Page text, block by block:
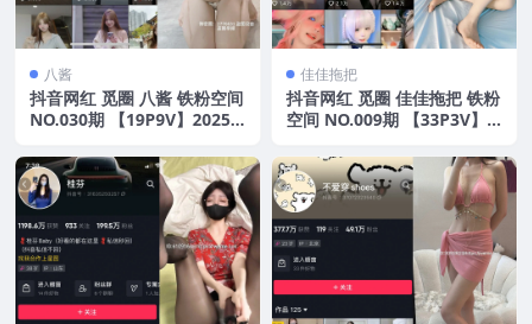
八酱
抖音网红 觅圈 八酱 铁粉空间
NO.030期 【19P9V】2025
佳佳拖把
抖音网红 觅圈 佳佳拖把 铁粉
空间 NO.009期 【33P3V】2